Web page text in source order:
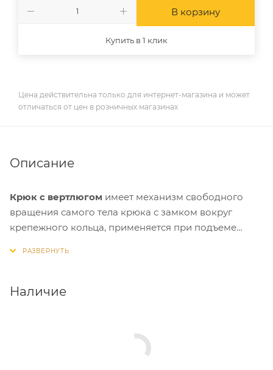
В корзину
Купить в 1 клик
Цена действительна только для интернет-магазина и может
отличаться от цен в розничных магазинах
Описание
Крюк с вертлюгом имеет механизм свободного
вращения самого тела крюка с замком вокруг
крепежного кольца, применяется при подъеме
устройствах: от ручных талей до подъемных кранов,
для подъема и перемещения грузов, деталей и
Наличие